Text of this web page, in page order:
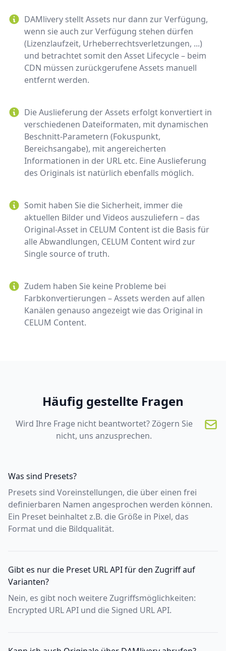
DAMlivery stellt Assets nur dann zur Verfügung,
wenn sie auch zur Verfügung stehen dürfen
(Lizenzlaufzeit, Urheberrechtsverletzungen, ...)
und betrachtet somit den Asset Lifecycle – beim
CDN müssen zurückgerufene Assets manuell
entfernt werden.
Die Auslieferung der Assets erfolgt konvertiert in
verschiedenen Dateiformaten, mit dynamischen
Beschnitt-Parametern (Fokuspunkt,
Bereichsangabe), mit angereicherten
Informationen in der URL etc. Eine Auslieferung
des Originals ist natürlich ebenfalls möglich.
Somit haben Sie die Sicherheit, immer die
aktuellen Bilder und Videos auszuliefern – das
Original-Asset in CELUM Content ist die Basis für
alle Abwandlungen, CELUM Content wird zur
Single source of truth.
Zudem haben Sie keine Probleme bei
Farbkonvertierungen – Assets werden auf allen
Kanälen genauso angezeigt wie das Original in
CELUM Content.
Häufig gestellte Fragen
Wird Ihre Frage nicht beantwortet? Zögern Sie
nicht, uns anzusprechen.
Was sind Presets?
Presets sind Voreinstellungen, die über einen frei
definierbaren Namen angesprochen werden können.
Ein Preset beinhaltet z.B. die Größe in Pixel, das
Format und die Bildqualität.
Gibt es nur die Preset URL API für den Zugriff auf
Varianten?
Nein, es gibt noch weitere Zugriffsmöglichkeiten:
Encrypted URL API und die Signed URL API.